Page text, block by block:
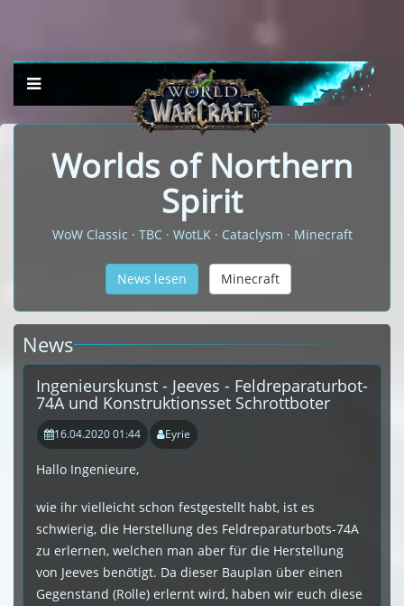
Worlds of Northern
Spirit
WoW Classic · TBC · WotLK · Cataclysm · Minecraft
News lesen Minecraft
News
Ingenieurskunst - Jeeves - Feldreparaturbot-
74A und Konstruktionsset Schrottboter
16.04.2020 01:44 Eyrie
Hallo Ingenieure,
wie ihr vielleicht schon festgestellt habt, ist es
schwierig, die Herstellung des Feldreparaturbots-74A
zu erlernen, welchen man aber für die Herstellung
von Jeeves benötigt. Da dieser Bauplan über einen
Gegenstand (Rolle) erlernt wird, haben wir euch diese